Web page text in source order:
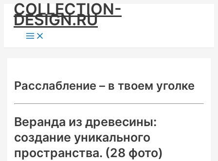
Skip
content
COLLECTION-
DESIGN.RU
Main
Menu
Расслабление – в твоем уголке
Веранда из древесины:
создание уникального
пространства. (28 фото)